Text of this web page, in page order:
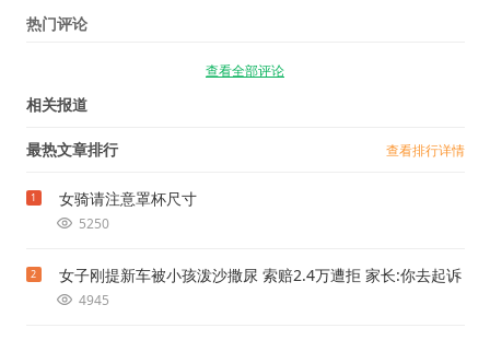
热门评论
查看全部评论
相关报道
最热文章排行 查看排行详情
1 女骑请注意罩杯尺寸
5250
2 女子刚提新车被小孩泼沙撒尿 索赔2.4万遭拒 家长:你去起诉
4945